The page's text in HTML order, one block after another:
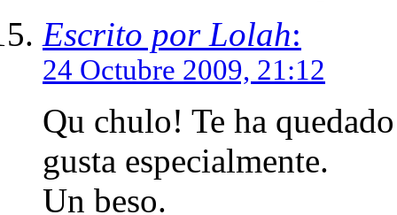
Escrito por Lolah:
24 Octubre 2009, 21:12
Qu chulo! Te ha
gusta especialmente.
Un beso.